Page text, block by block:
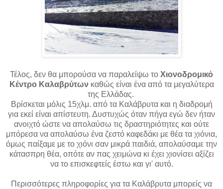
Τέλος, δεν θα μπορούσα να παραλείψω το Χιονοδρομικό
Κέντρο Καλαβρύτων καθώς είναι ένα από τα μεγαλύτερα
της Ελλάδας.
Βρίσκεται μόλις 15χλμ. από τα Καλάβρυτα και η διαδρομή
για εκεί είναι απίστευτη. Δυστυχώς όταν πήγα εγώ δεν ήταν
ανοιχτό ώστε να απολαύσω τις δραστηριότητες και ούτε
μπόρεσα να απολαύσω ένα ζεστό καφεδάκι με θέα τα χιόνια,
όμως παίξαμε με το χιόνι σαν μικρά παιδιά, απολαύσαμε την
κάτασπρη θέα, οπότε αν πας χειμώνα κι έχει χιονίσει αξίζει
να το επισκεφτείς έστω και γι' αυτό.
Περισσότερες πληροφορίες για τα Καλάβρυτα μπορείς να